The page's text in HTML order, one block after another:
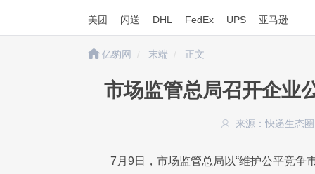
美团 闪送 DHL FedEx UPS 亚马逊
亿豹网 末端 正文
市场监管总局召开企业
来源：快递生态
7月9日，市场监管总局以“维护公平竞争